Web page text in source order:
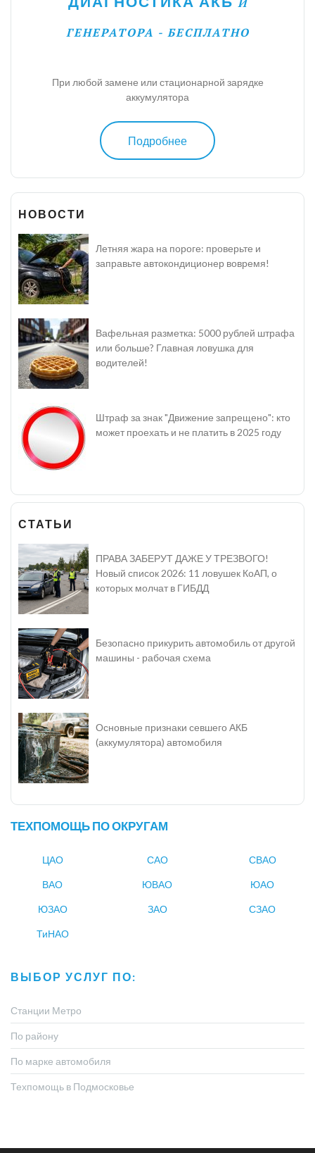
ГЕНЕРАТОРА - БЕСПЛАТНО
При любой замене или стационарной зарядке
аккумулятора
Подробнее
НОВОСТИ
Летняя жара на пороге: проверьте и
заправьте автокондиционер вовремя!
Вафельная разметка: 5000 рублей штрафа
или больше? Главная ловушка для
водителей!
Штраф за знак "Движение запрещено": кто
может проехать и не платить в 2025 году
СТАТЬИ
ПРАВА ЗАБЕРУТ ДАЖЕ У ТРЕЗВОГО!
Новый список 2026: 11 ловушек КоАП, о
которых молчат в ГИБДД
Безопасно прикурить автомобиль от другой
машины - рабочая схема
Основные признаки севшего АКБ
(аккумулятора) автомобиля
ТЕХПОМОЩЬ ПО ОКРУГАМ
ЦАО САО СВАО
ВАО ЮВАО ЮАО
ЮЗАО ЗАО СЗАО
ТиНАО
ВЫБОР УСЛУГ ПО:
Станции Метро
По району
По марке автомобиля
Техпомощь в Подмосковье